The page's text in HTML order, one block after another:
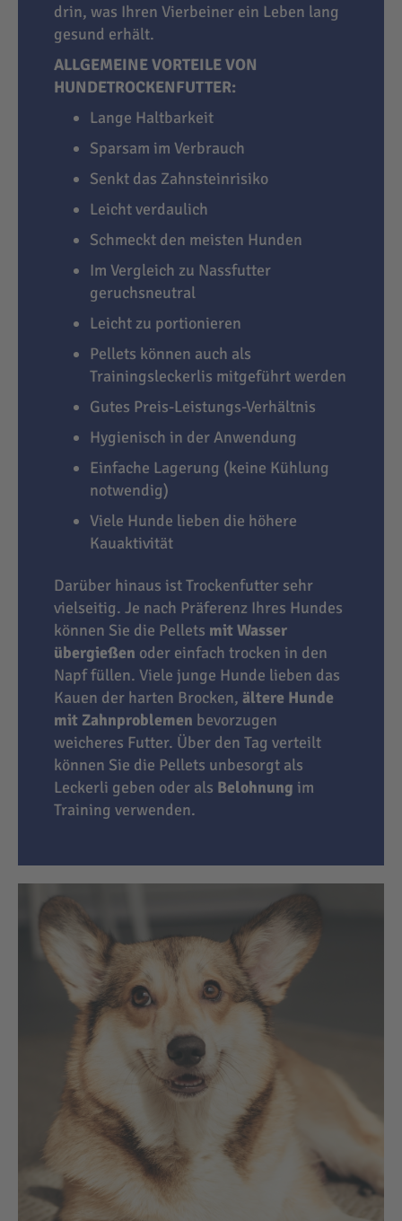
drin, was Ihren Vierbeiner ein Leben lang
gesund erhält.
ALLGEMEINE VORTEILE VON
HUNDETROCKENFUTTER:
Lange Haltbarkeit
Sparsam im Verbrauch
Senkt das Zahnsteinrisiko
Leicht verdaulich
Schmeckt den meisten Hunden
Im Vergleich zu Nassfutter
geruchsneutral
Leicht zu portionieren
Pellets können auch als
Trainingsleckerlis mitgeführt werden
Gutes Preis-Leistungs-Verhältnis
Hygienisch in der Anwendung
Einfache Lagerung (keine Kühlung
notwendig)
Viele Hunde lieben die höhere
Kauaktivität
Darüber hinaus ist Trockenfutter sehr
vielseitig. Je nach Präferenz Ihres Hundes
können Sie die Pellets mit Wasser
übergießen oder einfach trocken in den
Napf füllen. Viele junge Hunde lieben das
Kauen der harten Brocken, ältere Hunde
mit Zahnproblemen bevorzugen
weicheres Futter. Über den Tag verteilt
können Sie die Pellets unbesorgt als
Leckerli geben oder als Belohnung im
Training verwenden.